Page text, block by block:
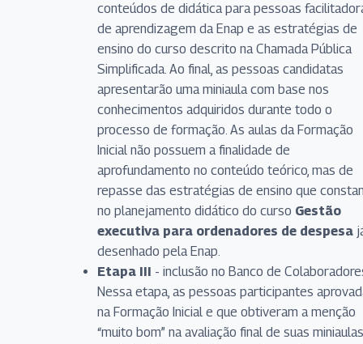
conteúdos de didática para pessoas
de aprendizagem da Enap e as estratégias de
ensino do curso descrito na Chamada Pública
Simplificada. Ao final, as pessoas candidatas
apresentarão uma miniaula com base nos
conhecimentos adquiridos durante todo o
processo de formação. As aulas da Formação
Inicial não possuem a finalidade de
aprofundamento no conteúdo teórico, mas de
repasse das estratégias de ensino que
no planejamento didático do curso Gestão
executiva para ordenadores de despesa
desenhado pela Enap.
Etapa III - inclusão no Banco de
Nessa etapa, as pessoas participantes
na Formação Inicial e que obtiveram a menção
“muito bom” na avaliação final de suas miniaulas